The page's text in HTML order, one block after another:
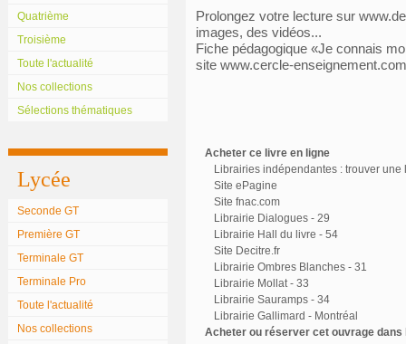
Quatrième
Troisième
Toute l'actualité
Nos collections
Sélections thématiques
Lycée
Seconde GT
Première GT
Terminale GT
Terminale Pro
Toute l'actualité
Nos collections
Prolongez votre lecture sur
images, des vidéos...
Fiche pédagogique «Je connais
site www.cercle-
Acheter ce livre en ligne
Librairies indépendantes : trouver une
Site ePagine
Site fnac.com
Librairie Dialogues - 29
Librairie Hall du livre - 54
Site Decitre.fr
Librairie Ombres Blanches - 31
Librairie Mollat - 33
Librairie Sauramps - 34
Librairie Gallimard - Montréal
Acheter ou réserver cet ouvrage